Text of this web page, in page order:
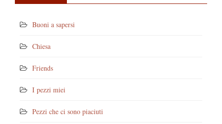
Buoni a sapersi
Chiesa
Friends
I pezzi miei
Pezzi che ci sono piaciuti